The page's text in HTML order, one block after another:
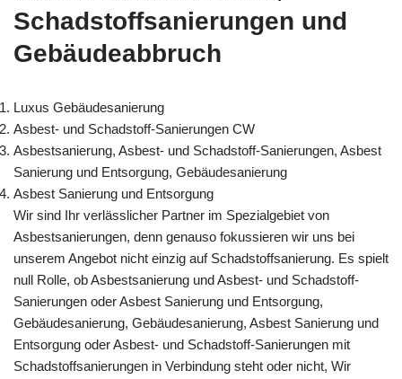
Schadstoffsanierungen und
Gebäudeabbruch
Luxus Gebäudesanierung
Asbest- und Schadstoff-Sanierungen CW
Asbestsanierung, Asbest- und Schadstoff-Sanierungen, Asbest
Sanierung und Entsorgung, Gebäudesanierung
Asbest Sanierung und Entsorgung
Wir sind Ihr verlässlicher Partner im Spezialgebiet von
Asbestsanierungen, denn genauso fokussieren wir uns bei
unserem Angebot nicht einzig auf Schadstoffsanierung. Es spielt
null Rolle, ob Asbestsanierung und Asbest- und Schadstoff-
Sanierungen oder Asbest Sanierung und Entsorgung,
Gebäudesanierung, Gebäudesanierung, Asbest Sanierung und
Entsorgung oder Asbest- und Schadstoff-Sanierungen mit
Schadstoffsanierungen in Verbindung steht oder nicht, Wir